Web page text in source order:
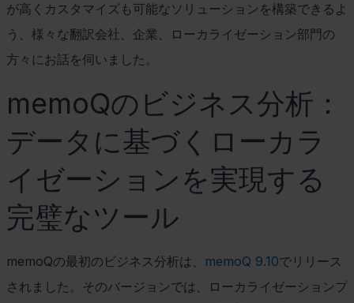
が高くカスタマイズも可能なソリューションを構築できるよ
う、様々な翻訳会社、企業、ローカライゼーション部門の
方々にお話を伺いました。
memoQのビジネス分析：
データに基づくローカラ
イゼーションを実現する
完璧なツール
memoQの最初のビジネス分析は、 memoQ 9.10でリリース
されました。そのバージョンでは、ローカライゼーションプ